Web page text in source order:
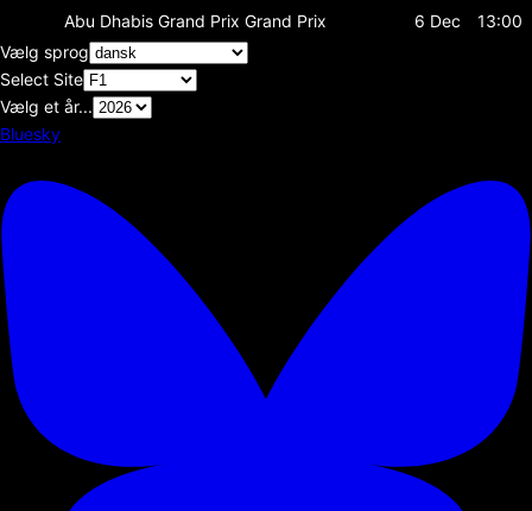
Abu Dhabis Grand Prix Grand Prix 6 Dec
13:00
Vælg sprog
Select Site
Vælg et år...
Bluesky